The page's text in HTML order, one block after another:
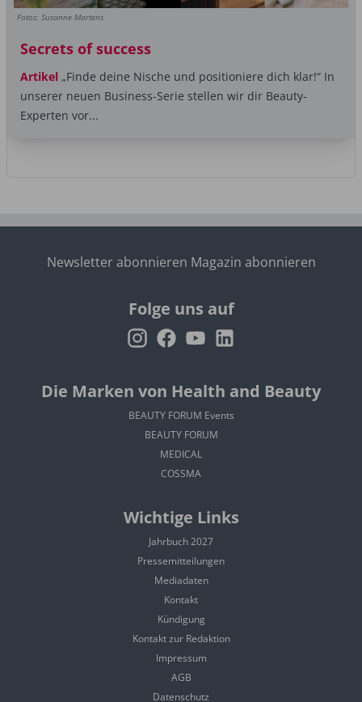
Fotos: Susanne Martens
Secrets of success
Artikel „Finde deine Nische und positioniere dich klar!“ In
unserer neuen Business-Serie stellen wir dir Beauty-
Experten vor...
Newsletter abonnieren Magazin abonnieren
Folge uns auf
Die Marken von Health and Beauty
BEAUTY FORUM Events
BEAUTY FORUM
MEDICAL
COSSMA
Wichtige Links
Jahrbuch 2027
Pressemitteilungen
Mediadaten
Kontakt
Kündigung
Kontakt zur Redaktion
Impressum
AGB
Datenschutz